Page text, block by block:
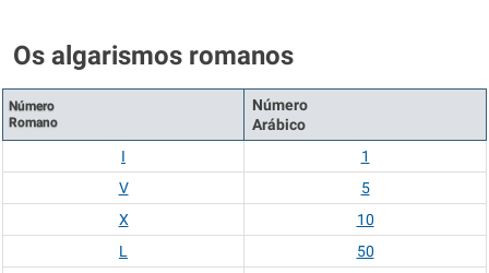
Os algarismos romanos
Número
Romano
Número
Arábico
I
1
V
5
X
10
L
50